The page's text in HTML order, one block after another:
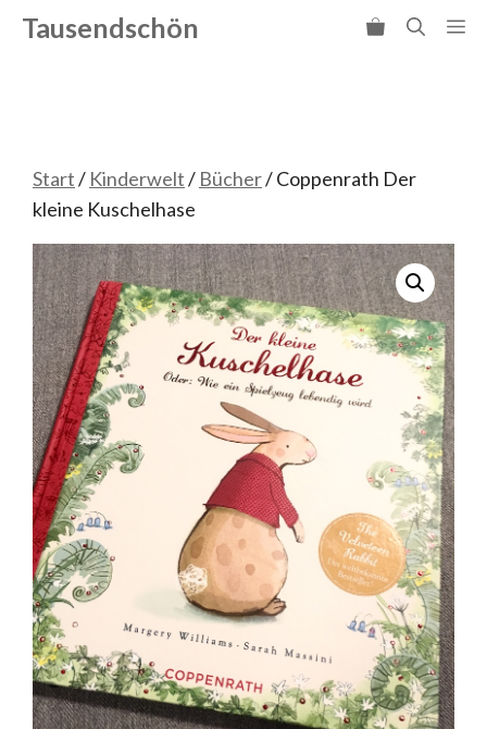
Zum
Inhalt
Tausendschön
Start/ Kinderwelt/ Bücher/ Coppenrath Der
kleine Kuschelhase